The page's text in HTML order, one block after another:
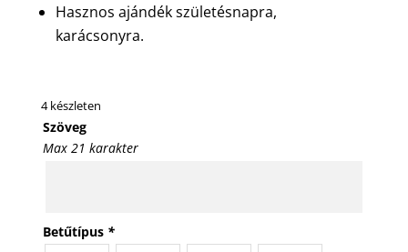
Hasznos ajándék születésnapra,
karácsonyra.
4 készleten
Szöveg
Max 21 karakter
Betűtípus *